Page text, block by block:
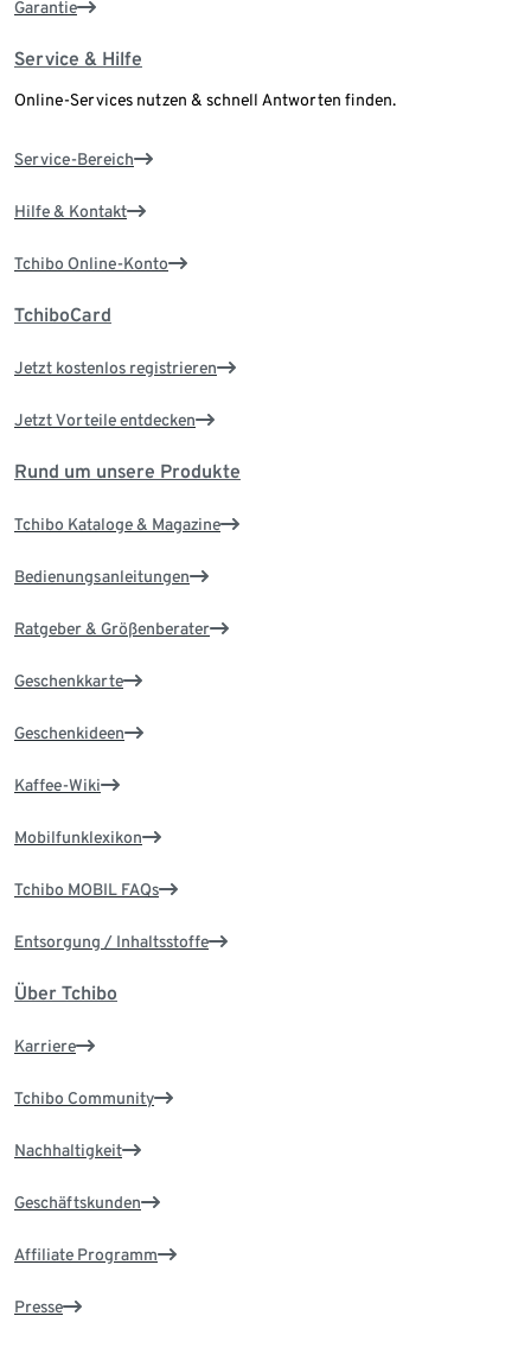
Garantie
Service & Hilfe
Online-Services nutzen & schnell Antworten finden.
Service-Bereich
Hilfe & Kontakt
Tchibo Online-Konto
TchiboCard
Jetzt kostenlos registrieren
Jetzt Vorteile entdecken
Rund um unsere Produkte
Tchibo Kataloge & Magazine
Bedienungsanleitungen
Ratgeber & Größenberater
Geschenkkarte
Geschenkideen
Kaffee-Wiki
Mobilfunklexikon
Tchibo MOBIL FAQs
Entsorgung / Inhaltsstoffe
Über Tchibo
Karriere
Tchibo Community
Nachhaltigkeit
Geschäftskunden
Affiliate Programm
Presse